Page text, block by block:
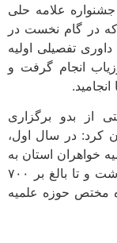
علامه حلی
که در گام نخست در
تفصیلی اولیه
انجام گرفت و
از بدو برگزاری
کرد: در سال اول،
خواهران استان به
این رویداد پژوهشی، تعداد آثار رشد بالایی داشت و تا بالغ بر ۷۰۰
مختص حوزه علمیه